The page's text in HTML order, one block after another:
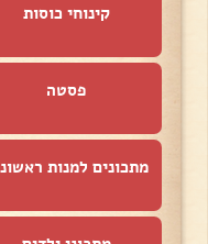
קינוחי כוסות
פסטה
מתכונים למנות